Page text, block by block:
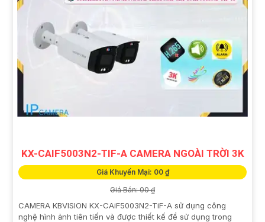
KX-CAIF5003N2-TIF-A CAMERA NGOÀI TRỜI 3K
Giá Khuyến Mại: 00 ₫
Giá Bán: 00 ₫
CAMERA KBVISION KX-CAiF5003N2-TiF-A sử dụng công
nghệ hình ảnh tiên tiến và được thiết kế để sử dụng trong